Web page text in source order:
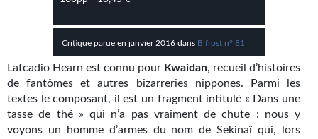
Pulps
Wotan
Étoiles vives
Critique parue en janvier 2016 dans Bifrost n° 81
Lafcadio Hearn est connu pour Kwaidan, recueil d’histoires
de fantômes et autres bizarreries nippones. Parmi les
textes le composant, il est un fragment intitulé « Dans une
tasse de thé » qui n’a pas vraiment de chute : nous y
voyons un homme d’armes du nom de Sekinaï qui, lors